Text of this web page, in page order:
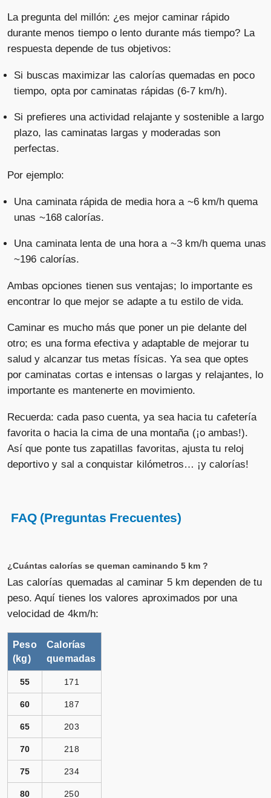
La pregunta del millón: ¿es mejor caminar rápido
durante menos tiempo o lento durante más tiempo? La
respuesta depende de tus objetivos:
Si buscas maximizar las calorías quemadas en poco
tiempo, opta por caminatas rápidas (6-7 km/h).
Si prefieres una actividad relajante y sostenible a largo
plazo, las caminatas largas y moderadas son
perfectas.
Por ejemplo:
Una caminata rápida de media hora a ~6 km/h quema
unas ~168 calorías.
Una caminata lenta de una hora a ~3 km/h quema unas
~196 calorías.
Ambas opciones tienen sus ventajas; lo importante es
encontrar lo que mejor se adapte a tu estilo de vida.
Caminar es mucho más que poner un pie delante del
otro; es una forma efectiva y adaptable de mejorar tu
salud y alcanzar tus metas físicas. Ya sea que optes
por caminatas cortas e intensas o largas y relajantes, lo
importante es mantenerte en movimiento.
Recuerda: cada paso cuenta, ya sea hacia tu cafetería
favorita o hacia la cima de una montaña (¡o ambas!).
Así que ponte tus zapatillas favoritas, ajusta tu reloj
deportivo y sal a conquistar kilómetros… ¡y calorías!
FAQ (Preguntas Frecuentes)
¿Cuántas calorías se queman caminando 5 km ?
Las calorías quemadas al caminar 5 km dependen de tu
peso. Aquí tienes los valores aproximados por una
velocidad de 4km/h:
Peso
(kg)
Calorías
quemadas
55 171
60 187
65 203
70 218
75 234
80 250